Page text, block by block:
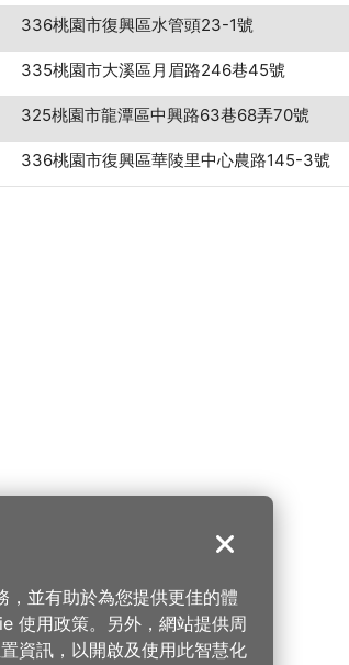
336桃園市復興區水管頭23-1號
335桃園市大溪區月眉路246巷45號
325桃園市龍潭區中興路63巷68弄70號
336桃園市復興區華陵里中心農路145-3號
關閉
並有助於為您提供更佳的體
使用政策。另外，網站提供周
資訊，以開啟及使用此智慧化